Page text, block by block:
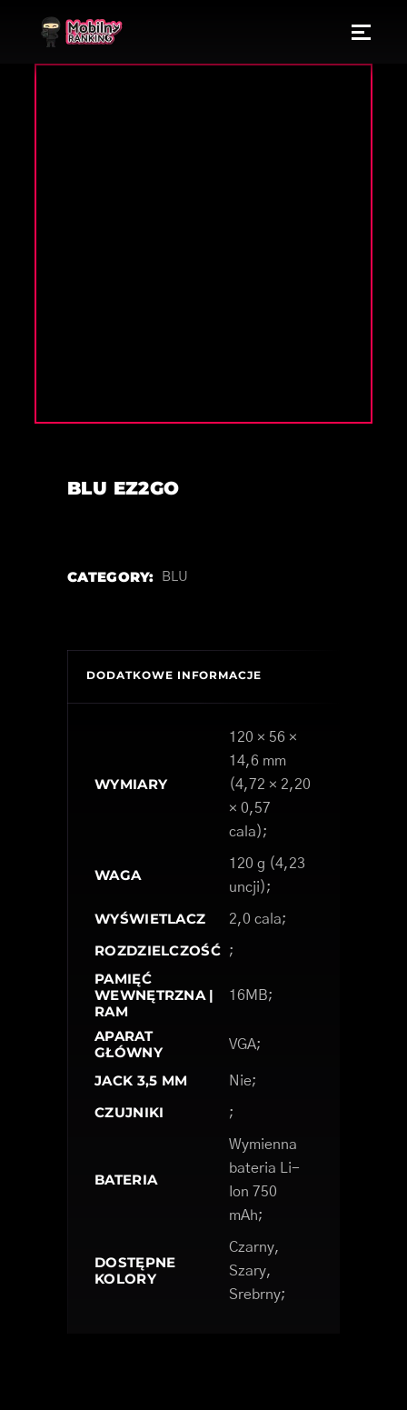
BLU EZ2GO
CATEGORY: BLU
DODATKOWE INFORMACJE
WYMIARY
120 × 56 ×
14,6 mm
(4,72 × 2,20
× 0,57
cala);
WAGA
120 g (4,23
uncji);
WYŚWIETLACZ 2,0 cala;
ROZDZIELCZOŚĆ ;
PAMIĘĆ
WEWNĘTRZNA |
RAM
16MB;
APARAT
GŁÓWNY
VGA;
JACK 3,5 MM Nie;
CZUJNIKI ;
BATERIA
Wymienna
bateria Li-
Ion 750
mAh;
DOSTĘPNE
KOLORY
Czarny,
Szary,
Srebrny;